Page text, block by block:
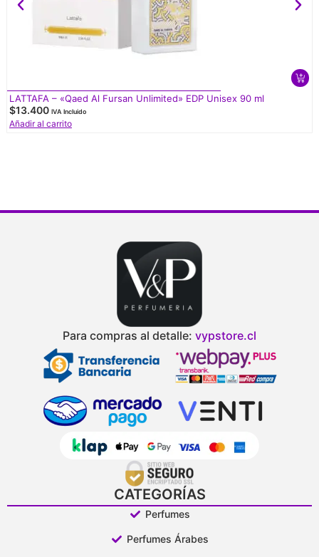
LATTAFA – «Qaed Al Fursan Unlimited» EDP Unisex 90 ml
$13.400 IVA Incluido
Añadir al carrito
Para compras al detalle: vypstore.cl
CATEGORÍAS
Perfumes
Perfumes Árabes